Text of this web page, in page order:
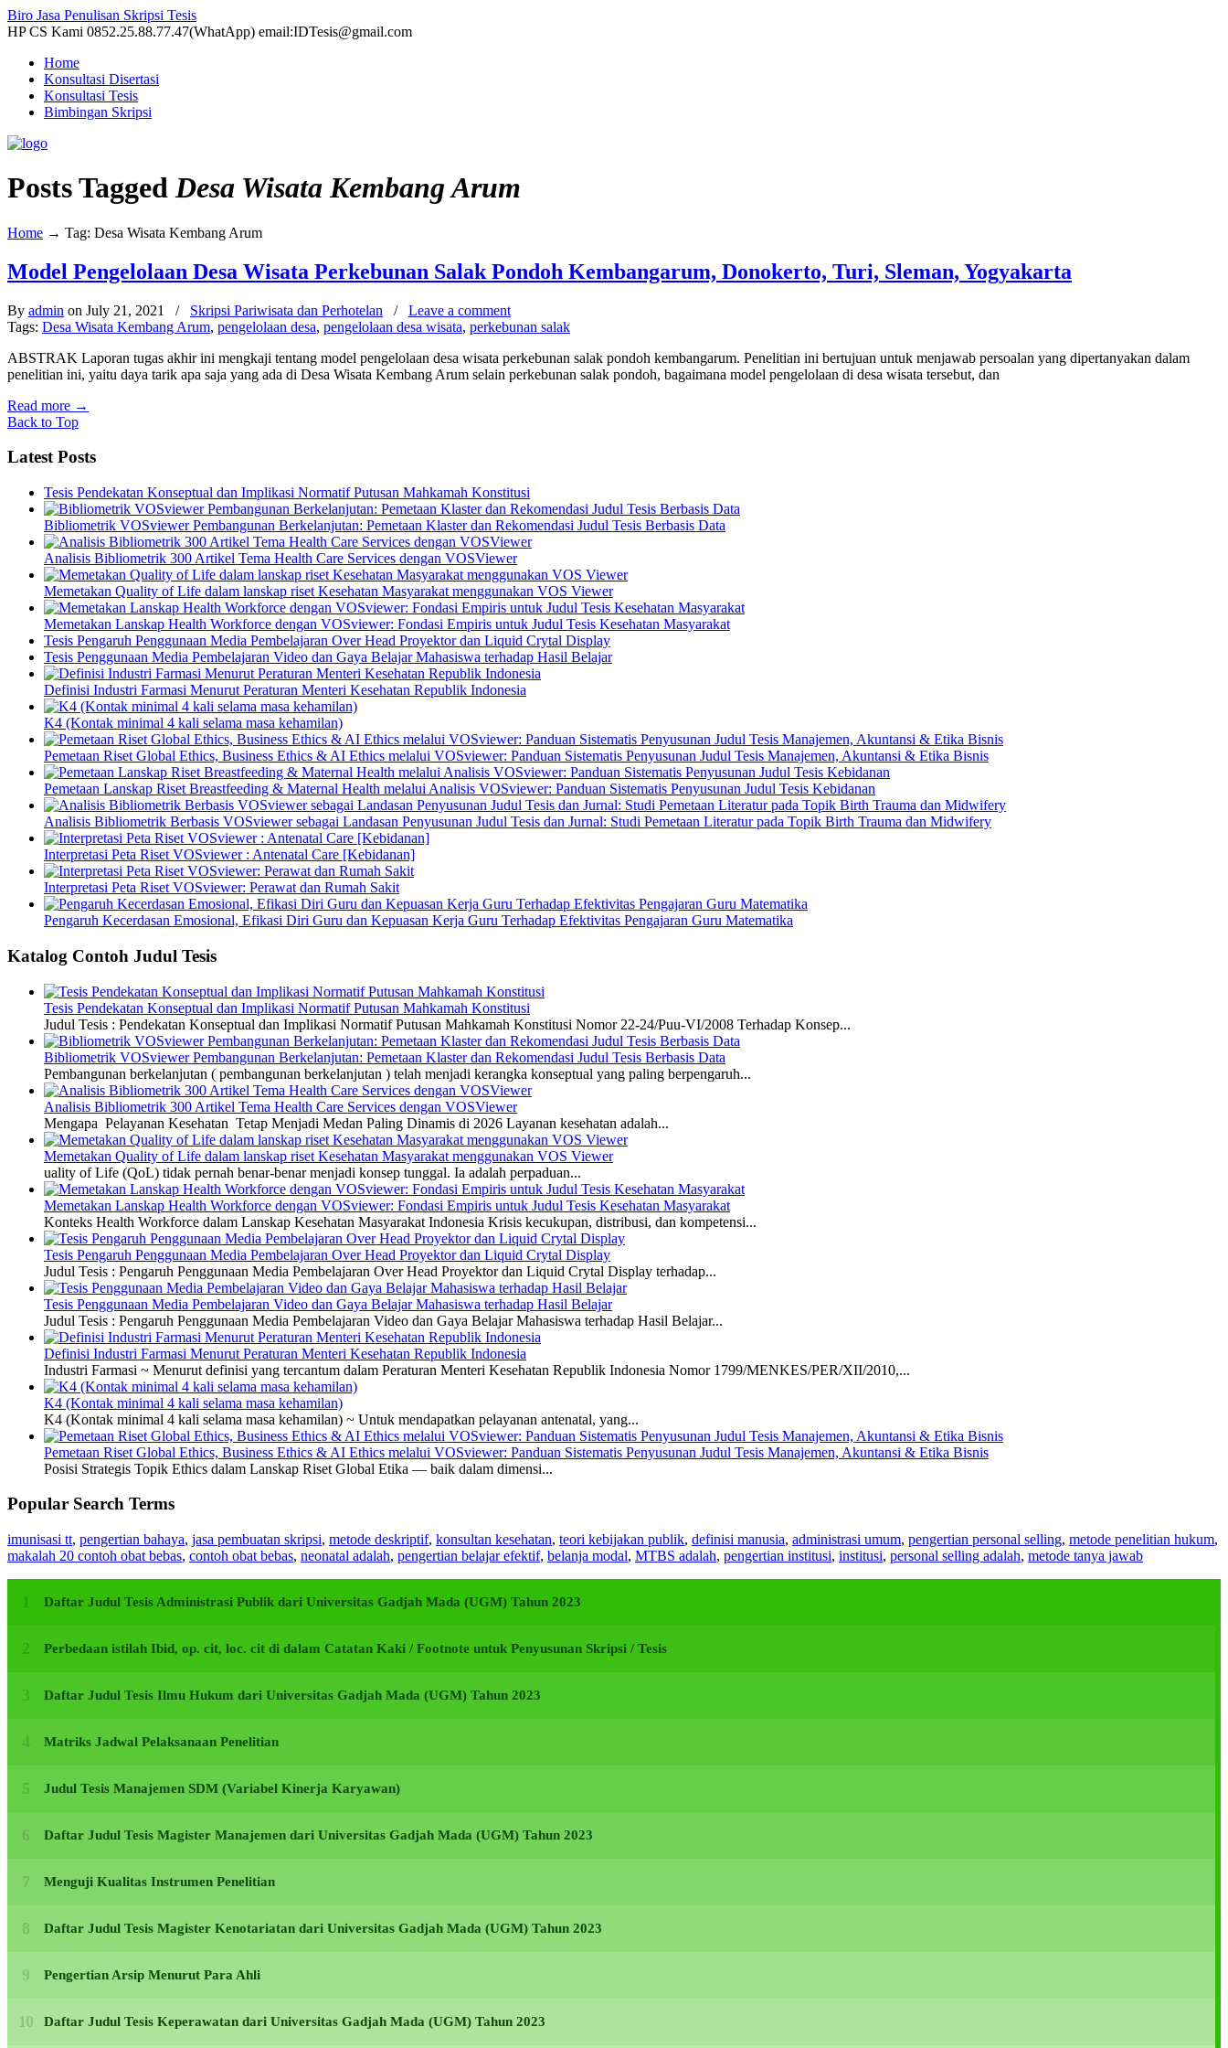
Biro Jasa Penulisan Skripsi Tesis
HP CS Kami 0852.25.88.77.47(WhatApp) email:IDTesis@gmail.com
Home
Konsultasi Disertasi
Konsultasi Tesis
Bimbingan Skripsi
Posts TaggedDesa Wisata Kembang Arum
Home → Tag: Desa Wisata Kembang Arum
Model Pengelolaan Desa Wisata Perkebunan Salak Pondoh Kembangarum, Donokerto, Turi, Sleman, Yogyakarta
By admin on July 21, 2021 / Skripsi Pariwisata dan Perhotelan / Leave a comment
Tags: Desa Wisata Kembang Arum, pengelolaan desa, pengelolaan desa wisata, perkebunan salak
ABSTRAK Laporan tugas akhir ini mengkaji tentang model pengelolaan desa wisata perkebunan salak pondoh kembangarum. Penelitian ini bertujuan untuk menjawab persoalan yang dipertanyakan dalam
penelitian ini, yaitu daya tarik apa saja yang ada di Desa Wisata Kembang Arum selain perkebunan salak pondoh, bagaimana model pengelolaan di desa wisata tersebut, dan
Read more →
Back to Top
Latest Posts
Tesis Pendekatan Konseptual dan Implikasi Normatif Putusan Mahkamah Konstitusi
Bibliometrik VOSviewer Pembangunan Berkelanjutan: Pemetaan Klaster dan Rekomendasi Judul Tesis Berbasis Data
Analisis Bibliometrik 300 Artikel Tema Health Care Services dengan VOSViewer
Memetakan Quality of Life dalam lanskap riset Kesehatan Masyarakat menggunakan VOS Viewer
Memetakan Lanskap Health Workforce dengan VOSviewer: Fondasi Empiris untuk Judul Tesis Kesehatan Masyarakat
Tesis Pengaruh Penggunaan Media Pembelajaran Over Head Proyektor dan Liquid Crytal Display
Tesis Penggunaan Media Pembelajaran Video dan Gaya Belajar Mahasiswa terhadap Hasil Belajar
Definisi Industri Farmasi Menurut Peraturan Menteri Kesehatan Republik Indonesia
K4 (Kontak minimal 4 kali selama masa kehamilan)
Pemetaan Riset Global Ethics, Business Ethics & AI Ethics melalui VOSviewer: Panduan Sistematis Penyusunan Judul Tesis Manajemen, Akuntansi & Etika Bisnis
Pemetaan Lanskap Riset Breastfeeding & Maternal Health melalui Analisis VOSviewer: Panduan Sistematis Penyusunan Judul Tesis Kebidanan
Analisis Bibliometrik Berbasis VOSviewer sebagai Landasan Penyusunan Judul Tesis dan Jurnal: Studi Pemetaan Literatur pada Topik Birth Trauma dan Midwifery
Interpretasi Peta Riset VOSviewer : Antenatal Care [Kebidanan]
Interpretasi Peta Riset VOSviewer: Perawat dan Rumah Sakit
Pengaruh Kecerdasan Emosional, Efikasi Diri Guru dan Kepuasan Kerja Guru Terhadap Efektivitas Pengajaran Guru Matematika
Katalog Contoh Judul Tesis
Tesis Pendekatan Konseptual dan Implikasi Normatif Putusan Mahkamah Konstitusi
Judul Tesis : Pendekatan Konseptual dan Implikasi Normatif Putusan Mahkamah Konstitusi Nomor 22-24/Puu-VI/2008 Terhadap Konsep...
Bibliometrik VOSviewer Pembangunan Berkelanjutan: Pemetaan Klaster dan Rekomendasi Judul Tesis Berbasis Data
Pembangunan berkelanjutan ( pembangunan berkelanjutan ) telah menjadi kerangka konseptual yang paling berpengaruh...
Analisis Bibliometrik 300 Artikel Tema Health Care Services dengan VOSViewer
Mengapa Pelayanan Kesehatan Tetap Menjadi Medan Paling Dinamis di 2026 Layanan kesehatan adalah...
Memetakan Quality of Life dalam lanskap riset Kesehatan Masyarakat menggunakan VOS Viewer
uality of Life (QoL) tidak pernah benar-benar menjadi konsep tunggal. Ia adalah perpaduan...
Memetakan Lanskap Health Workforce dengan VOSviewer: Fondasi Empiris untuk Judul Tesis Kesehatan Masyarakat
Konteks Health Workforce dalam Lanskap Kesehatan Masyarakat Indonesia Krisis kecukupan, distribusi, dan kompetensi...
Tesis Pengaruh Penggunaan Media Pembelajaran Over Head Proyektor dan Liquid Crytal Display
Judul Tesis : Pengaruh Penggunaan Media Pembelajaran Over Head Proyektor dan Liquid Crytal Display terhadap...
Tesis Penggunaan Media Pembelajaran Video dan Gaya Belajar Mahasiswa terhadap Hasil Belajar
Judul Tesis : Pengaruh Penggunaan Media Pembelajaran Video dan Gaya Belajar Mahasiswa terhadap Hasil Belajar...
Definisi Industri Farmasi Menurut Peraturan Menteri Kesehatan Republik Indonesia
Industri Farmasi ~ Menurut definisi yang tercantum dalam Peraturan Menteri Kesehatan Republik Indonesia Nomor 1799/MENKES/PER/XII/2010,...
K4 (Kontak minimal 4 kali selama masa kehamilan)
K4 (Kontak minimal 4 kali selama masa kehamilan) ~ Untuk mendapatkan pelayanan antenatal, yang...
Pemetaan Riset Global Ethics, Business Ethics & AI Ethics melalui VOSviewer: Panduan Sistematis Penyusunan Judul Tesis Manajemen, Akuntansi & Etika Bisnis
Posisi Strategis Topik Ethics dalam Lanskap Riset Global Etika — baik dalam dimensi...
Popular Search Terms
imunisasi tt, pengertian bahaya, jasa pembuatan skripsi, metode deskriptif, konsultan kesehatan, teori kebijakan publik, definisi manusia, administrasi umum, pengertian personal selling, metode penelitian hukum,
makalah 20 contoh obat bebas, contoh obat bebas, neonatal adalah, pengertian belajar efektif, belanja modal, MTBS adalah, pengertian institusi, institusi, personal selling adalah, metode tanya jawab
Daftar Judul Tesis Administrasi Publik dari Universitas Gadjah Mada (UGM) Tahun 2023
Perbedaan istilah Ibid, op. cit, loc. cit di dalam Catatan Kaki / Footnote untuk Penyusunan Skripsi / Tesis
Daftar Judul Tesis Ilmu Hukum dari Universitas Gadjah Mada (UGM) Tahun 2023
Matriks Jadwal Pelaksanaan Penelitian
Judul Tesis Manajemen SDM (Variabel Kinerja Karyawan)
Daftar Judul Tesis Magister Manajemen dari Universitas Gadjah Mada (UGM) Tahun 2023
Menguji Kualitas Instrumen Penelitian
Daftar Judul Tesis Magister Kenotariatan dari Universitas Gadjah Mada (UGM) Tahun 2023
Pengertian Arsip Menurut Para Ahli
Daftar Judul Tesis Keperawatan dari Universitas Gadjah Mada (UGM) Tahun 2023